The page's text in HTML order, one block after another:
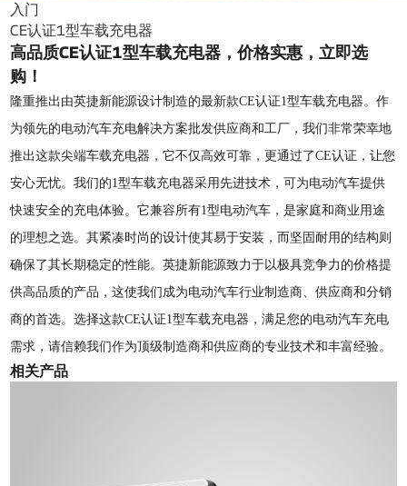
入门
CE认证1型车载充电器
高品质CE认证1型车载充电器，价格实惠，立即选
购！
隆重推出由英捷新能源设计制造的最新款CE认证1型车载充电器。作
为领先的电动汽车充电解决方案批发供应商和工厂，我们非常荣幸地
推出这款尖端车载充电器，它不仅高效可靠，更通过了CE认证，让您
安心无忧。我们的1型车载充电器采用先进技术，可为电动汽车提供
快速安全的充电体验。它兼容所有1型电动汽车，是家庭和商业用途
的理想之选。其紧凑时尚的设计使其易于安装，而坚固耐用的结构则
确保了其长期稳定的性能。英捷新能源致力于以极具竞争力的价格提
供高品质的产品，这使我们成为电动汽车行业制造商、供应商和分销
商的首选。选择这款CE认证1型车载充电器，满足您的电动汽车充电
需求，请信赖我们作为顶级制造商和供应商的专业技术和丰富经验。
相关产品